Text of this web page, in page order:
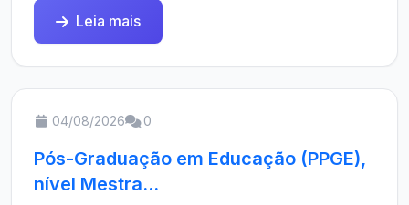
Leia mais
04/08/2026 0
Pós-Graduação em Educação (PPGE),
nível Mestra...